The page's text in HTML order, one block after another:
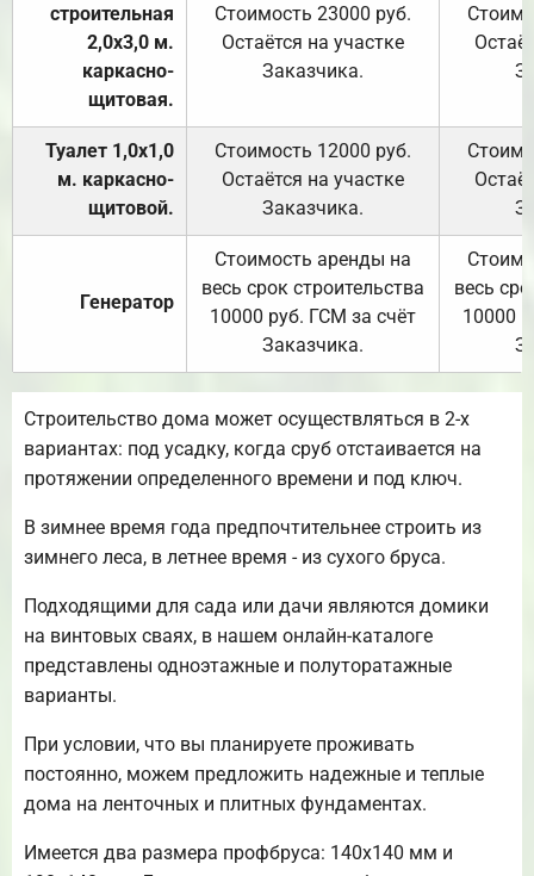
строительная
2,0х3,0 м.
каркасно-
щитовая.
Стоимость 23000 руб.
Остаётся на участке
Заказчика.
Туалет 1,0х1,0
м. каркасно-
щитовой.
Стоимость 12000 руб.
Остаётся на участке
Заказчика.
Генератор
Стоимость аренды на
весь срок строительства
10000 руб. ГСМ за счёт
Заказчика.
весь
10000
Строительство дома может осуществляться в 2-х
вариантах: под усадку, когда сруб отстаивается на
протяжении определенного времени и под ключ.
В зимнее время года предпочтительнее строить из
зимнего леса, в летнее время - из сухого бруса.
Подходящими для сада или дачи являются домики
на винтовых сваях, в нашем онлайн-каталоге
представлены одноэтажные и полуторатажные
варианты.
При условии, что вы планируете проживать
постоянно, можем предложить надежные и теплые
дома на ленточных и плитных фундаментах.
Имеется два размера профбруса: 140х140 мм и